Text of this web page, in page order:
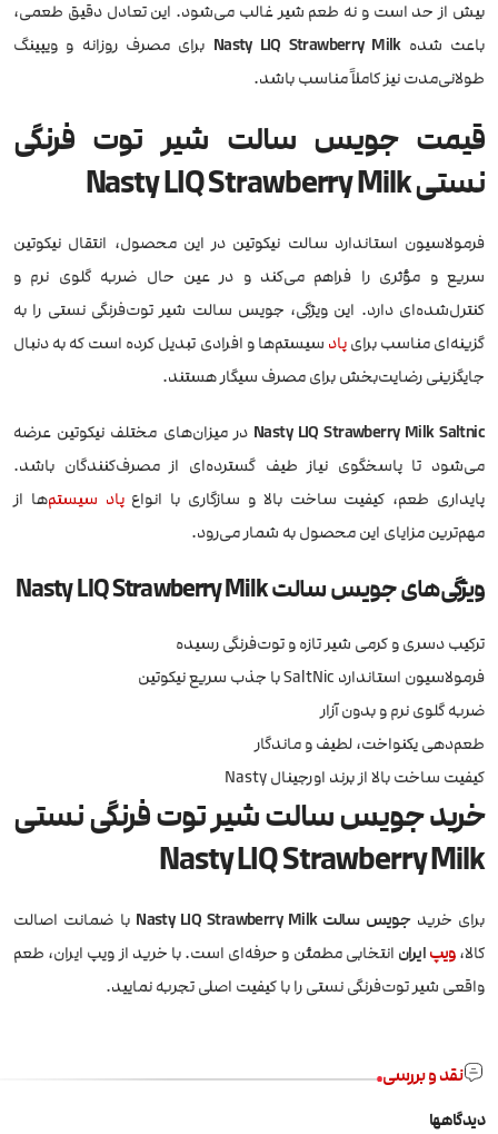
بیش از حد است و نه طعم شیر غالب می‌شود. این تعادل دقیق طعمی،
باعث شده Nasty LIQ Strawberry Milk
برای مصرف روزانه و ویپینگ
طولانی‌مدت نیز کاملاً مناسب باشد.
قیمت جویس سالت شیر توت فرنگی
نستی Nasty LIQ Strawberry Milk
فرمولاسیون استاندارد سالت نیکوتین در این محصول، انتقال نیکوتین
سریع و مؤثری را فراهم می‌کند و در عین حال ضربه گلوی نرم و
کنترل‌شده‌ای دارد. این ویژگی، جویس سالت شیر توت‌فرنگی نستی را به
گزینه‌ای مناسب برایپاد سیستم‌ها و افرادی تبدیل کرده است که به دنبال
جایگزینی رضایت‌بخش برای مصرف سیگار هستند.
Nasty LIQ Strawberry Milk Saltnic در میزان‌های مختلف نیکوتین عرضه
می‌شود تا پاسخگوی نیاز طیف گسترده‌ای از مصرف‌کنندگان باشد.
پایداری طعم، کیفیت ساخت بالا و سازگاری با انواعپاد سیستم‌ها از
مهم‌ترین مزایای این محصول به شمار می‌رود.
ویژگی‌های جویس سالت Nasty LIQ Strawberry Milk
ترکیب دسری و کرمی شیر تازه و توت‌فرنگی رسیده
فرمولاسیون استاندارد SaltNic با جذب سریع نیکوتین
ضربه گلوی نرم و بدون آزار
طعم‌دهی یکنواخت، لطیف و ماندگار
کیفیت ساخت بالا از برند اورجینال Nasty
خرید جویس سالت شیر توت فرنگی نستی
Nasty LIQ Strawberry Milk
برای خریدجویس سالت Nasty LIQ Strawberry Milk
با ضمانت اصالت
کالا،ویپایران انتخابی مطمئن و حرفه‌ای است. با خرید از ویپ ایران، طعم
واقعی شیر توت‌فرنگی نستی را با کیفیت اصلی تجربه نمایید.
نقد و بررسی
دیدگاهها